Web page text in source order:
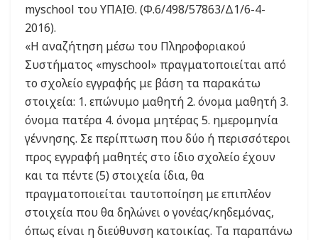
myschool του ΥΠΑΙΘ. (Φ.6/498/57863/Δ1/6-4-
2016).
«Η αναζήτηση μέσω του Πληροφοριακού
Συστήματος «myschool» πραγματοποιείται από
το σχολείο εγγραφής με βάση τα παρακάτω
στοιχεία: 1. επώνυμο μαθητή 2. όνομα μαθητή 3.
όνομα πατέρα 4. όνομα μητέρας 5. ημερομηνία
γέννησης. Σε περίπτωση που δύο ή περισσότεροι
προς εγγραφή μαθητές στο ίδιο σχολείο έχουν
και τα πέντε (5) στοιχεία ίδια, θα
πραγματοποιείται ταυτοποίηση με επιπλέον
στοιχεία που θα δηλώνει ο γονέας/κηδεμόνας,
όπως είναι η διεύθυνση κατοικίας. Τα παραπάνω